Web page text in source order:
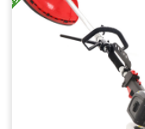
Resto Italia
Ribimex
Ripartrak